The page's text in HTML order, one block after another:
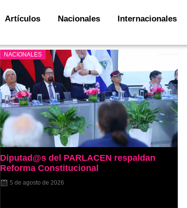
Artículos Nacionales Internacionales
NACIONALES
Diputad@s del PARLACEN respaldan
Reforma Constitucional
5 de agosto de 2026